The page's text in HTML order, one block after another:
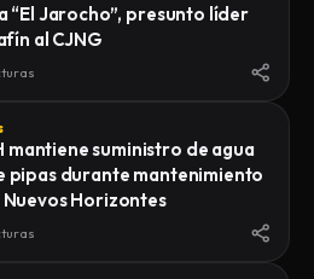
DE JUSTICIA DEL
UNA CARPETA DE
EL DELITO DE
EN CONTRA DE
“El Jarocho”, presunto líder
al CJNG
mantiene suministro de agua
pipas durante mantenimiento
Horizontes